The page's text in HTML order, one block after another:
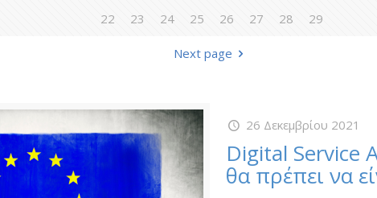
22
23 24 25 26 27 28 29
Next page
26 Δεκεμβρίου 2021
Digital Service
θα πρέπει να